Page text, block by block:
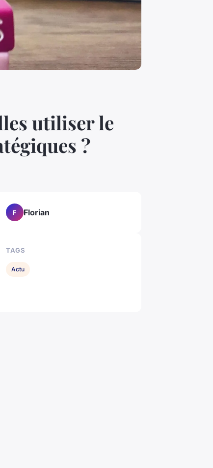
utiliser le
?
F Florian
TAGS
Actu